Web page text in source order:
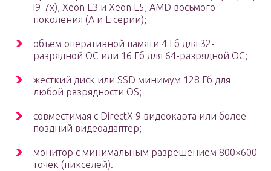
i9-7x), Xeon E3 и Xeon E5, AMD восьмого
поколения (A и Е серии);
объем оперативной памяти 4 Гб для 32-
разрядной ОС или 16 Гб для 64-разрядной ОС;
жесткий диск или SSD минимум 128 Гб для
любой разрядности OS;
совместимая с DirectX 9 видеокарта или более
поздний видеоадаптер;
монитор с минимальным разрешением 800×600
точек (пикселей).